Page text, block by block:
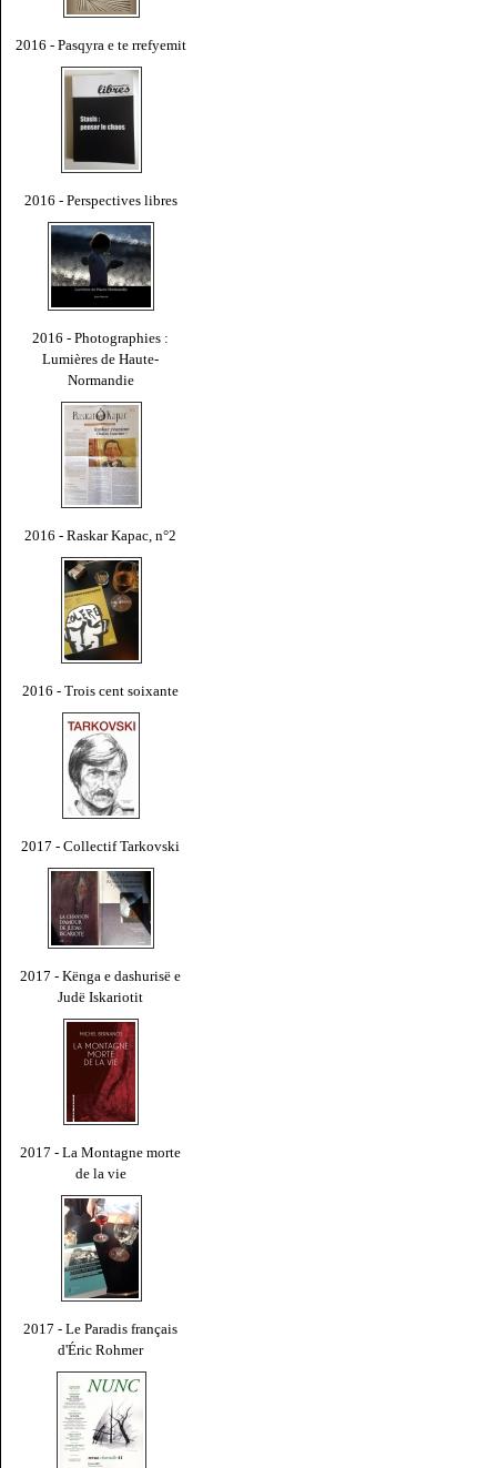
2016 - Pasqyra e te rrefyemit
2016 - Perspectives libres
2016 - Photographies :
Lumières de Haute-
Normandie
2016 - Raskar Kapac, n°2
2016 - Trois cent soixante
2017 - Collectif Tarkovski
2017 - Kënga e dashurisë e
Judë Iskariotit
2017 - La Montagne morte
de la vie
2017 - Le Paradis français
d'Éric Rohmer